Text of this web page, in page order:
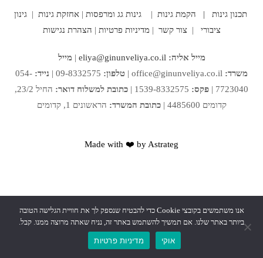
תכנון גינות | הקמת גינות | גינות גג ומרפסות |אחזקת גינות |גינון
ציבורי |צור קשר | מדיניות פרטיות | הצהרת נגישות
מייל אליה: eliya@ginunveliya.co.il
| מייל
משרד: office@ginunveliya.co.il
| טלפון: נייד: 054-
7723040 |
פקס: כתובת למשלוח דואר:
החיל 23/2,
קדומים 4485600 |
כתובת המשרד: הראשונים 1, קדומים
Made with ❤️ by Astrateg
אנו משתמשים בקובצי Cookie כדי להבטיח שנספק לך את חוויית הגלישה הטובה
ביותר באתר שלנו. אם תמשיך להשתמש באתר זה, נניח שאתה מרוצה ממנו. קבל.
אוקי מדיניות פרטיות